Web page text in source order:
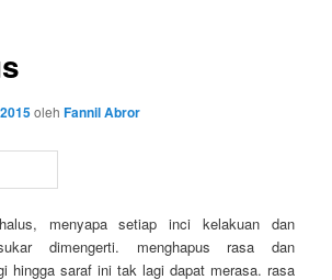
olehFannil Abror
menyapa setiap inci kelakuan dan
dimengerti. menghapus rasa dan
hingga saraf ini tak lagi dapat merasa. rasa